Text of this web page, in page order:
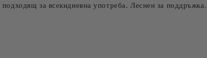
за всекидневна употреба. Леснен за поддръжка.